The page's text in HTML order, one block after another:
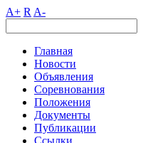
A+ R A-
Главная
Новости
Объявления
Соревнования
Положения
Документы
Публикации
Ссылки